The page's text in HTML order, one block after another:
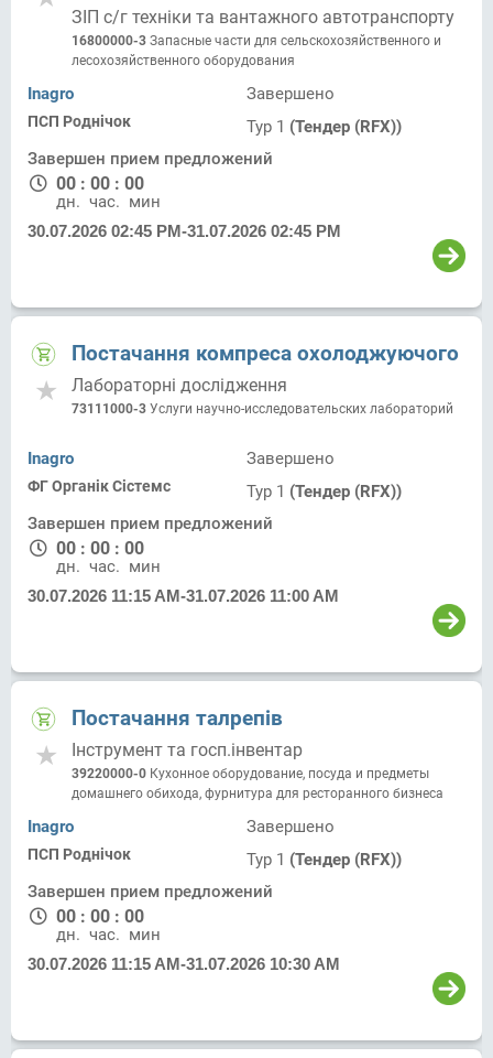
ЗІП с/г техніки та вантажного автотранспорту
16800000-3 Запасные части для сельскохозяйственного и
лесохозяйственного оборудования
Inagro
ПСП Роднічок
Завершено
Тур 1 (Тендер (RFX))
Завершен прием предложений
00 : 00 : 00
дн. час. мин.
30.07.2026 02:45 PM-31.07.2026 02:45 PM
Постачання компреса охолоджуючого
Лабораторні дослідження
73111000-3 Услуги научно-исследовательских лабораторий
Inagro
ФГ Органік Сістемс
Завершено
Тур 1 (Тендер (RFX))
Завершен прием предложений
00 : 00 : 00
дн. час. мин.
30.07.2026 11:15 AM-31.07.2026 11:00 AM
Постачання талрепів
Інструмент та госп.інвентар
39220000-0 Кухонное оборудование, посуда и предметы
домашнего обихода, фурнитура для ресторанного бизнеса
Inagro
ПСП Роднічок
Завершено
Тур 1 (Тендер (RFX))
Завершен прием предложений
00 : 00 : 00
дн. час. мин.
30.07.2026 11:15 AM-31.07.2026 10:30 AM